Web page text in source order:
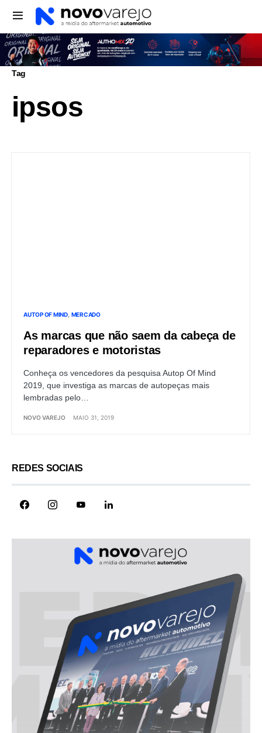
Tag
ipsos
AUTOP OF MIND MERCADO
As marcas que não saem da cabeça de
reparadores e motoristas
Conheça os vencedores da pesquisa Autop Of Mind
2019, que investiga as marcas de autopeças mais
lembradas pelo…
NOVO VAREJO MAIO 31, 2019
REDES SOCIAIS